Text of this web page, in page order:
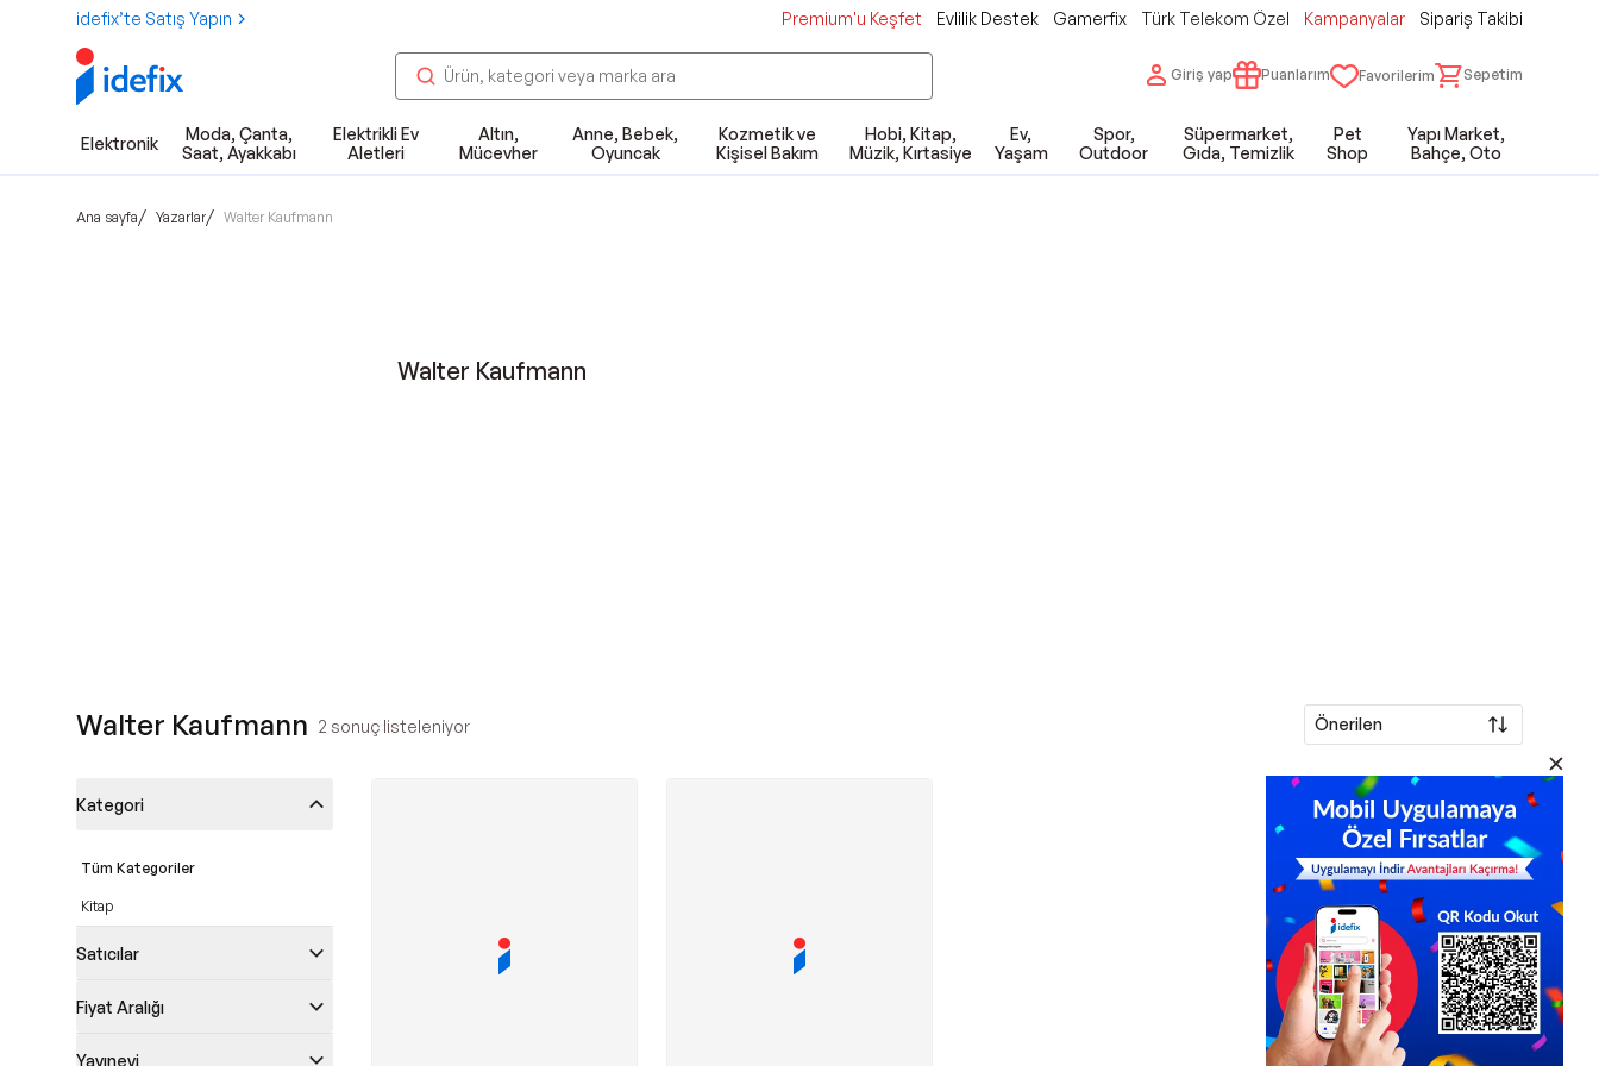
idefix’te Satış Yapın Premium'u Keşfet Evlilik Destek Gamerfix Türk Telekom Özel Kampanyalar Sipariş Takibi
Giriş yap Puanlarım Favorilerim Sepetim
Elektronik
Moda, Çanta,
Saat, Ayakkabı
Elektrikli Ev
Aletleri
Altın,
Mücevher
Anne, Bebek,
Oyuncak
Kozmetik ve
Kişisel Bakım
Hobi, Kitap,
Müzik, Kırtasiye
Ev,
Yaşam
Spor,
Outdoor
Süpermarket,
Gıda, Temizlik
Pet
Shop
Yapı Market,
Bahçe, Oto
Ana sayfa/ Yazarlar/ Walter Kaufmann
Walter Kaufmann
Walter Kaufmann 2 sonuç listeleniyor Önerilen
Kategori
Tüm Kategoriler
Kitap
Satıcılar
Fiyat Aralığı
Yayınevi